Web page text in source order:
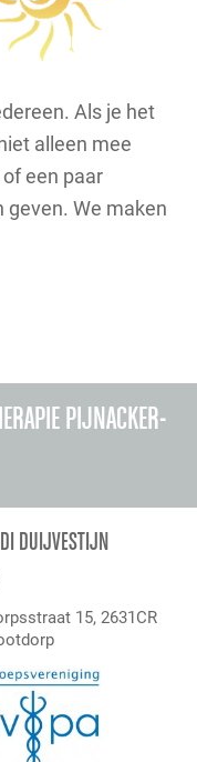
Als je het
alleen mee
een paar
geven. We maken
PIJNACKER-
DUIJVESTIJN
15, 2631CR